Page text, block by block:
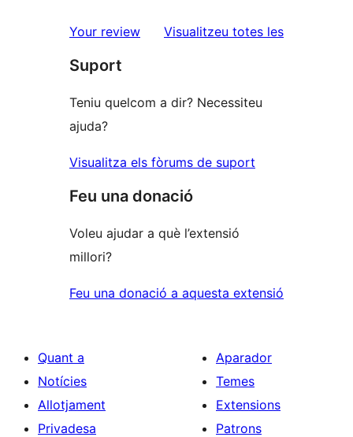
estrelles
de
estrelles
Your review Visualitzeu totes lesressenyes
Suport
Teniu quelcom a dir? Necessiteu
ajuda?
Visualitza els fòrums de suport
Feu una donació
Voleu ajudar a què l’extensió
millori?
Feu una donació a aquesta extensió
Quant a
Notícies
Allotjament
Privadesa
Aparador
Temes
Extensions
Patrons